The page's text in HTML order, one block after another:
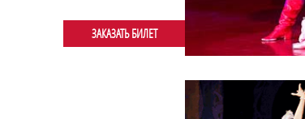
ЗАКАЗАТЬ БИЛЕТ